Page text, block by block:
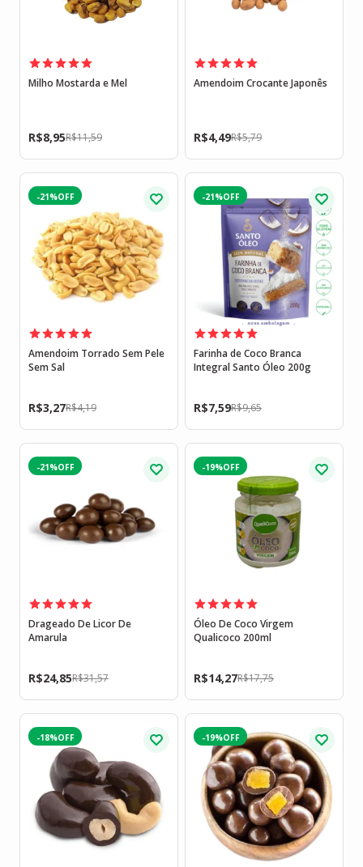
Milho Mostarda e Mel
R$11,59
R$8,95
Amendoim Crocante Japonês
R$5,79
R$4,49
-21%
Amendoim Torrado Sem Pele
Sem Sal
R$4,19
R$3,27
-21%
Farinha de Coco Branca
Integral Santo Óleo 200g
R$9,65
R$7,59
-21%
Drageado De Licor De
Amarula
R$31,57
R$24,85
-19%
Óleo De Coco Virgem
Qualicoco 200ml
R$17,75
R$14,27
-18% -19%